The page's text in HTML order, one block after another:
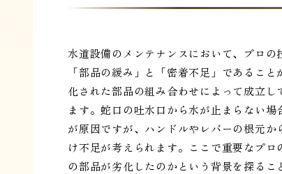
水道設備のメンテナンスにおいて、プロ
「部品の緩み」と「密着不足」であるこ
化された部品の組み合わせによって成立
ます。蛇口の吐水口から水が止まらない
が原因ですが、ハンドルやレバーの根元
け不足が考えられます。ここで重要なプ
の部品が劣化したのかという背景を探る